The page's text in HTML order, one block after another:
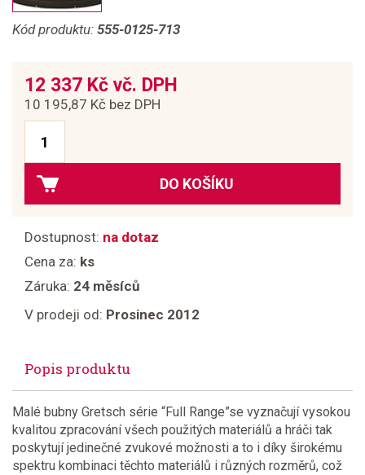
Kód produktu: 555-0125-713
12 337 Kč vč. DPH
10 195,87 Kč bez DPH
DO KOŠÍKU
Dostupnost: na dotaz
Cena za: ks
Záruka: 24 měsíců
V prodeji od: Prosinec 2012
Popis produktu
Malé bubny Gretsch série “Full Range”se vyznačují vysokou
kvalitou zpracování všech použitých materiálů a hráči tak
poskytují jedinečné zvukové možnosti a to i díky širokému
spektru kombinaci těchto materiálů i různých rozměrů, což